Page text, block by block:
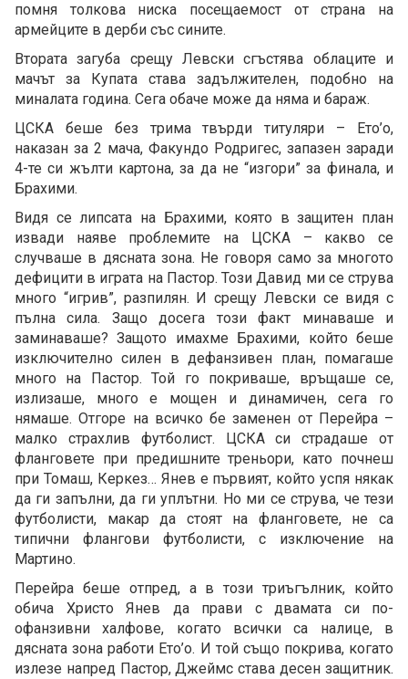
помня толкова ниска посещаемост от страна на
армейците в дерби със сините.
Втората загуба срещу Левски сгъстява облаците и
мачът за Купата става задължителен, подобно на
миналата година. Сега обаче може да няма и бараж.
ЦСКА беше без трима твърди титуляри – Ето’о,
наказан за 2 мача, Факундо Родригес, запазен заради
4-те си жълти картона, за да не “изгори” за финала, и
Брахими.
Видя се липсата на Брахими, която в защитен план
извади наяве проблемите на ЦСКА – какво се
случваше в дясната зона. Не говоря само за многото
дефицити в играта на Пастор. Този Давид ми се струва
много “игрив”, разпилян. И срещу Левски се видя с
пълна сила. Защо досега този факт минаваше и
заминаваше? Защото имахме Брахими, който беше
изключително силен в дефанзивен план, помагаше
много на Пастор. Той го покриваше, връщаше се,
излизаше, много е мощен и динамичен, сега го
нямаше. Отгоре на всичко бе заменен от Перейра –
малко страхлив футболист. ЦСКА си страдаше от
фланговете при предишните треньори, като почнеш
при Томаш, Керкез… Янев е първият, който успя някак
да ги запълни, да ги уплътни. Но ми се струва, че тези
футболисти, макар да стоят на фланговете, не са
типични флангови футболисти, с изключение на
Мартино.
Перейра беше отпред, а в този триъгълник, който
обича Христо Янев да прави с двамата си по-
офанзивни халфове, когато всички са налице, в
дясната зона работи Ето’о. И той също покрива, когато
излезе напред Пастор, Джеймс става десен защитник.